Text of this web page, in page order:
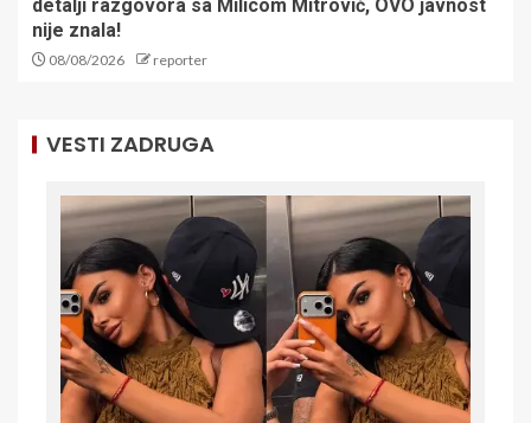
detalji razgovora sa Milicom Mitrović, OVO javnost
nije znala!
08/08/2026 reporter
VESTI ZADRUGA